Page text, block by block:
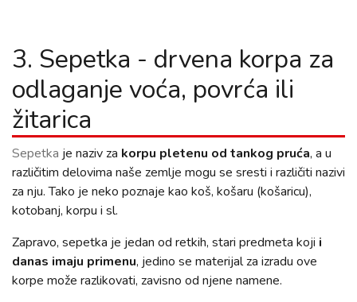
3. Sepetka - drvena korpa za
odlaganje voća, povrća ili
žitarica
Sepetka je naziv za korpu pletenu od tankog pruća, a u
različitim delovima naše zemlje mogu se sresti i različiti nazivi
za nju. Tako je neko poznaje kao koš, košaru (košaricu),
kotobanj, korpu i sl.
Zapravo, sepetka je jedan od retkih, stari predmeta koji i
danas imaju primenu, jedino se materijal za izradu ove
korpe može razlikovati, zavisno od njene namene.